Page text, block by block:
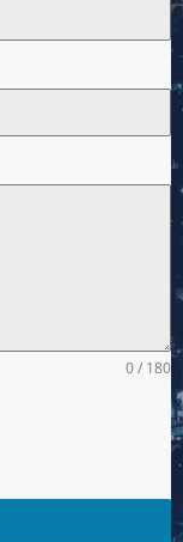
0 / 180